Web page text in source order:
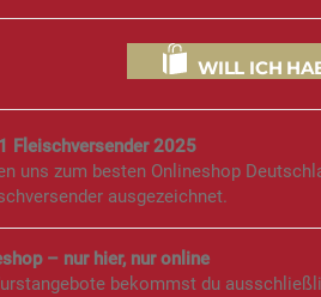
WILL ICH
Fleischversender 2025
uns zum besten Onlineshop
ausgezeichnet.
– nur hier, nur online
bekommst du